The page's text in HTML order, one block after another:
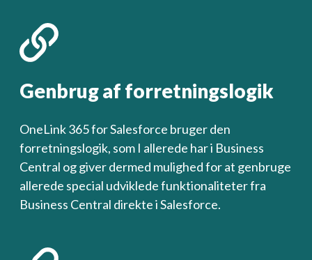
Genbrug af forretningslogik
OneLink 365 for Salesforce bruger den
forretningslogik, som I allerede har i Business
Central og giver dermed mulighed for at genbruge
allerede special udviklede funktionaliteter fra
Business Central direkte i Salesforce.